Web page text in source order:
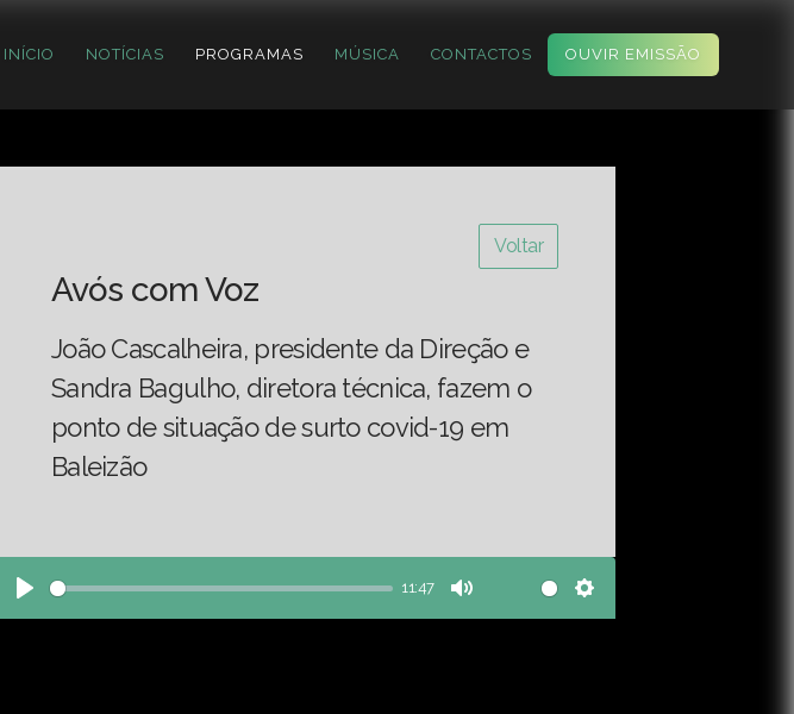
INÍCIO NOTÍCIAS PROGRAMAS MÚSICA CONTACTOS OUVIR EMISSÃO
Voltar
Avós com Voz
João Cascalheira, presidente da Direção e
Sandra Bagulho, diretora técnica, fazem o
ponto de situação de surto covid-19 em
Baleizão
Play
11:47
Mute Settings